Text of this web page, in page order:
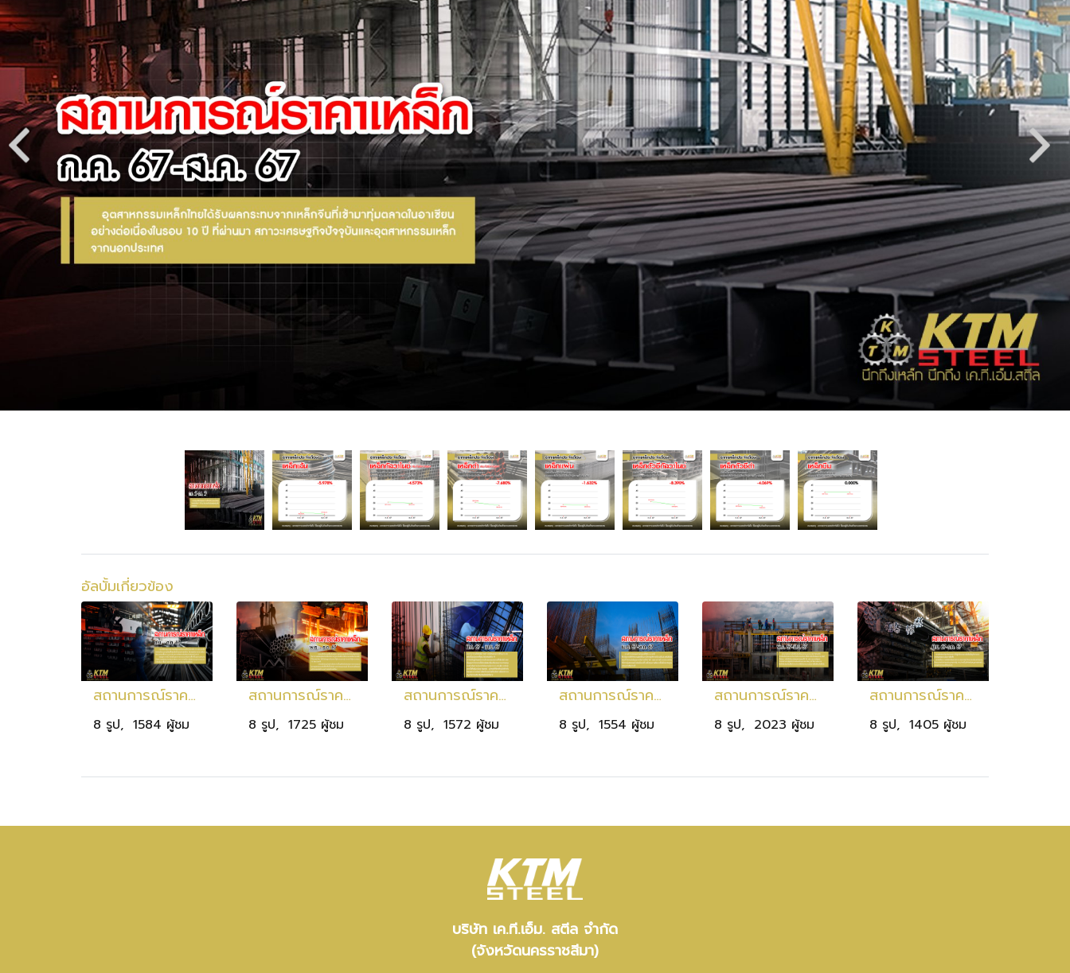
อัลบั้มเกี่ยวข้อง
สถานการณ์ราคาเหล็ก ก.ย. 67 - ต.ค. 67
8 รูป, 1584 ผู้ชม
สถานการณ์ราคาเหล็ก พ.ย. 67 - ธ.ค. 67
8 รูป, 1725 ผู้ชม
สถานการณ์ราคาเหล็ก มี.ค.67 - เม.ย. 67
8 รูป, 1572 ผู้ชม
สถานการณ์ราคาเหล็ก เม.ย. 67 - พ.ค. 67
8 รูป, 1554 ผู้ชม
สถานการณ์ราคาเหล็ก พ.ค. 67 - มิ.ย. 67
8 รูป, 2023 ผู้ชม
สถานการณ์ราคาเหล็ก มิ.ย. 67 - ก.ค. 67
8 รูป, 1405 ผู้ชม
บริษัท เค.ที.เอ็ม. สตีล จำกัด
(จังหวัดนครราชสีมา)